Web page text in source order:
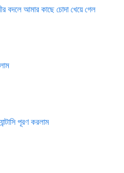
বদলে আমার কাছে চোদা খেয়ে গেল
পূরণ করলাম